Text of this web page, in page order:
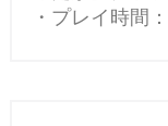
・プレイ時間